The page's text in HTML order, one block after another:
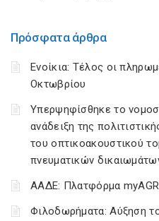
Πρόσφατα άρθρα
Ενοίκια: Τέλος οι
Οκτωβρίου
Υπερψηφίσθηκε το
ανάδειξη της
του οπτικοακουστικού
πνευματικών
ΑΑΔΕ: Πλατφόρμα
Φιλοδωρήματα: Αύξηση